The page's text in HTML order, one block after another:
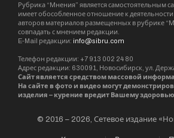
Рубрика “Мнения” является самостоятельным
имеет обособленное отношение к
авторов материалов размещенных в рубрике
совпадать с мнением редакции.
E-Mail редакции: info@sibru.com
Телефон редакции: +7 913 002 24 80
Адрес редакции: 630091, Новосибирск, ул.
Сайт является средством массовой
На сайте в фото и видео могут
изделия – курение вредит Вашему здоровью.
© 2016 – 2026, Сетевое издание